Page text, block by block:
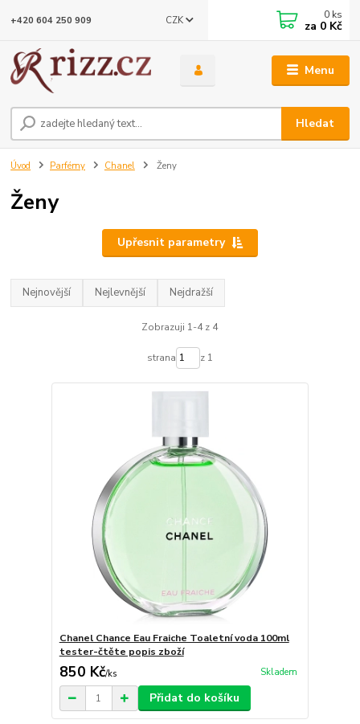
Menu
CZK
Hledat
+420 604 250 909 0 ks
za 0 Kč
Úvod Parfémy Chanel Ženy
Ženy
Upřesnit parametry
Nejnovější Nejlevnější Nejdražší
Zobrazuji 1-4 z 4
strana z 1
Chanel Chance Eau Fraiche Toaletní voda 100ml
tester-čtěte popis zboží
850 Kč/ks Skladem
Přidat do košíku